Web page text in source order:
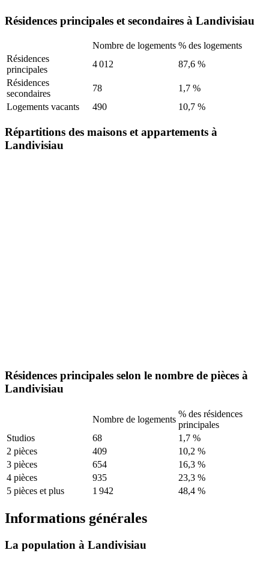
Résidences principales et secondaires à Landivisiau
Nombre de logements % des logements
Résidences
principales
4 012
87,6 %
Résidences
secondaires
78
1,7 %
Logements vacants
490 10,7 %
Répartitions des maisons et appartements à
Landivisiau
Résidences principales selon le nombre de pièces à
Landivisiau
Nombre de logements
% des résidences
principales
Studios
68
1,7 %
2 pièces
409
10,2 %
3 pièces
654
16,3 %
4 pièces
935
23,3 %
5 pièces et plus
1 942 48,4 %
Informations générales
La population à Landivisiau